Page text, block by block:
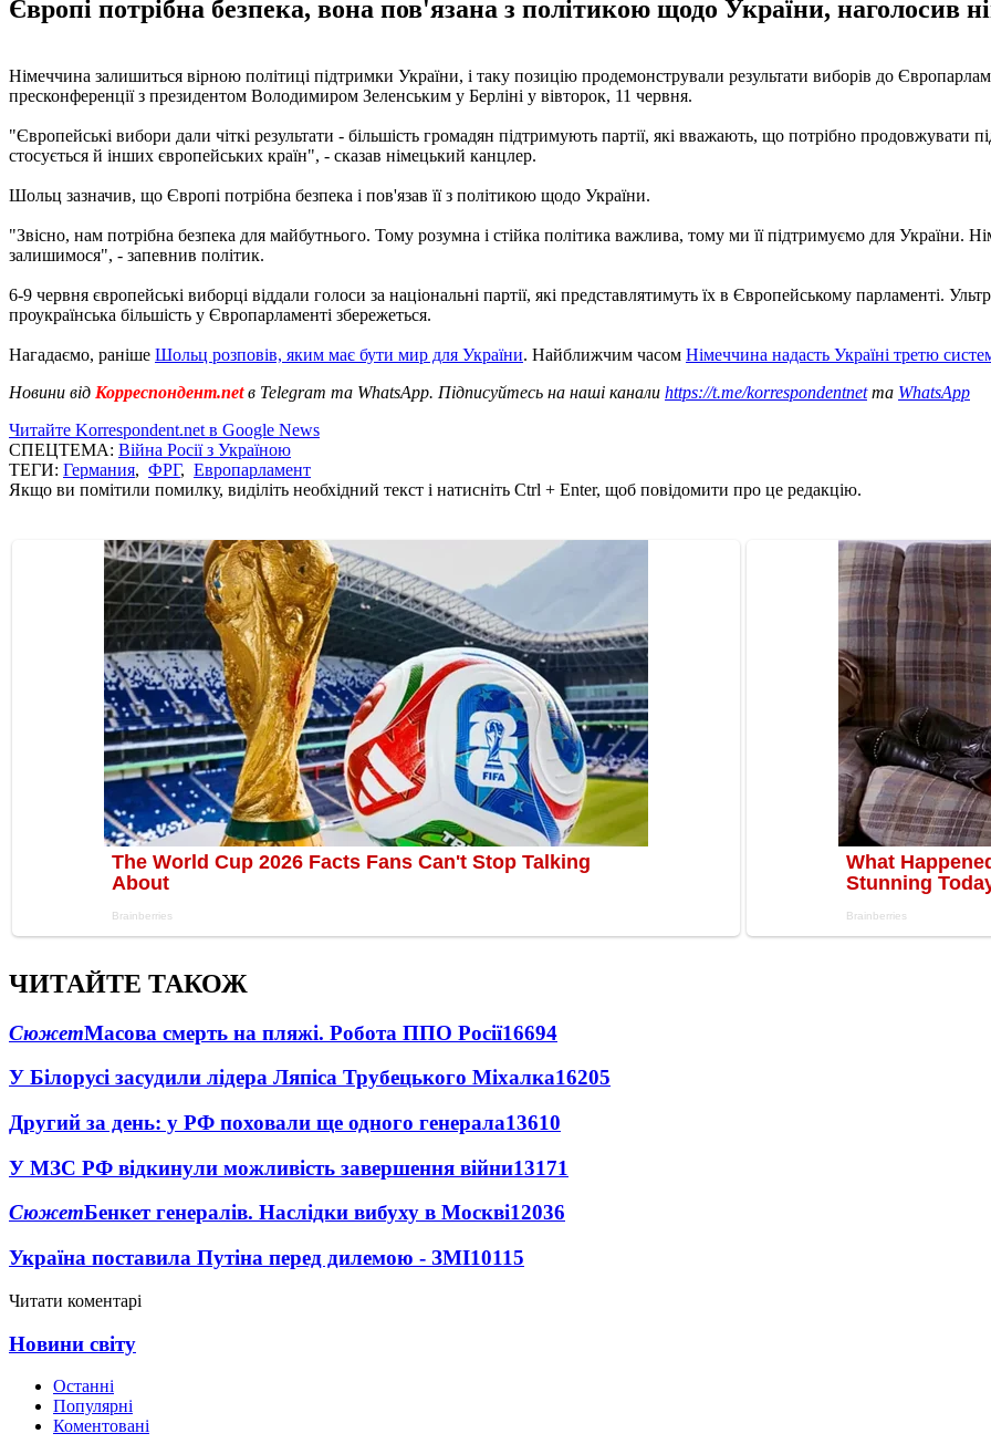
Європі потрібна безпека, вона пов'язана з політикою щодо України, наголосив
Німеччина залишиться вірною політиці підтримки України, і таку позицію продемонстрували результати виборів до
пресконференції з президентом Володимиром Зеленським у Берліні у вівторок, 11 червня.
"Європейські вибори дали чіткі результати - більшість громадян підтримують партії, які вважають, що потрібно продовжувати
стосується й інших європейських країн", - сказав німецький канцлер.
Шольц зазначив, що Європі потрібна безпека і пов'язав її з політикою щодо України.
"Звісно, нам потрібна безпека для майбутнього. Тому розумна і стійка політика важлива, тому ми її підтримуємо для України.
залишимося", - запевнив політик.
6-9 червня європейські виборці віддали голоси за національні партії, які представлятимуть їх в Європейському парламенті.
проукраїнська більшість у Європарламенті збережеться.
Нагадаємо, раніше Шольц розповів, яким має бути мир для України. Найближчим часом Німеччина надасть Україні третю
Новини від Корреспондент.netв Telegram та WhatsApp. Підписуйтесь на наші канали https://t.me/korrespondentnetта WhatsApp
Читайте Korrespondent.net в Google News
СПЕЦТЕМА: Війна Росії з Україною
ТЕГИ: Германия, ФРГ, Европарламент
Якщо ви помітили помилку, виділіть необхідний текст і натисніть Ctrl + Enter, щоб повідомити про це редакцію.
ЧИТАЙТЕ ТАКОЖ
СюжетМасова смерть на пляжі. Робота ППО Росії16694
У Білорусі засудили лідера Ляпіса Трубецького Міхалка16205
Другий за день: у РФ поховали ще одного генерала13610
У МЗС РФ відкинули можливість завершення війни13171
СюжетБенкет генералів. Наслідки вибуху в Москві12036
Україна поставила Путіна перед дилемою - ЗМІ10115
Читати коментарі
Новини світу
Останні
Популярні
Коментовані